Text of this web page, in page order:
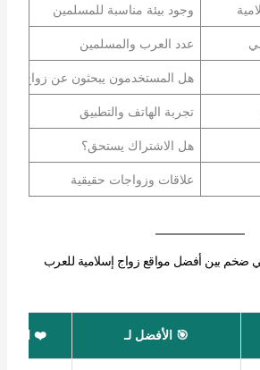
وجود بيئة مناسبة للمسلمين
عدد العرب والمسلمين
هل المستخدمون يبحثون عن زواج؟
تجربة الهاتف والتطبيق
هل الاشتراك يستحق؟
علاقات وزواجات حقيقية
ضخم بين أفضل مواقع زواج إسلامية للعرب
🎯 الأفضل لـ ❤️